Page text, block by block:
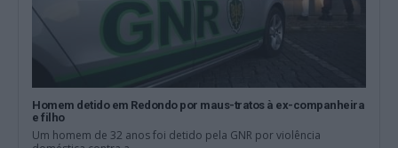
Homem detido em Redondo por maus-tratos à ex-companheira
e filho
Um homem de 32 anos foi detido pela GNR por violência